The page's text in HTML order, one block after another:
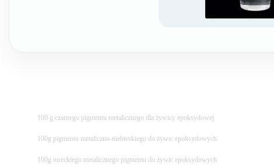
100 g czarnego pigmentu metalicznego dla żywicy epoksydowej
100g pigmentu metaliczno-niebieskiego do żywic epoksydowych
100g tureckiego metalicznego pigmentu do żywic epoksydowych